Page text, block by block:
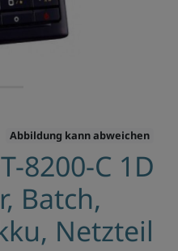
Abbildung kann abweichen
8200-C 1D
Batch,
Netzteil